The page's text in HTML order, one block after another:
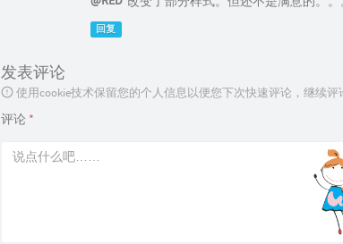
回复
发表评论
使用cookie技术保留您的个人信息以便您下次快速评论，继续
评论 *